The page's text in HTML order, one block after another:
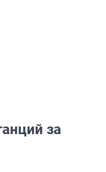
за